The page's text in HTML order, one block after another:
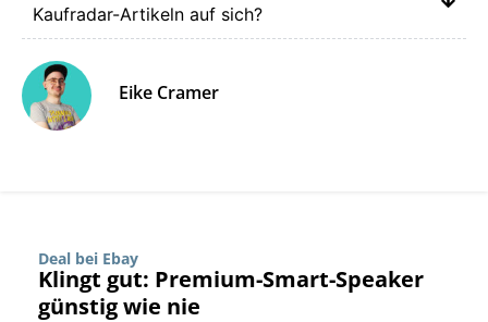
Kaufradar-Artikeln auf sich?
Eike Cramer
Deal bei Ebay
Klingt gut: Premium-Smart-Speaker
günstig wie nie